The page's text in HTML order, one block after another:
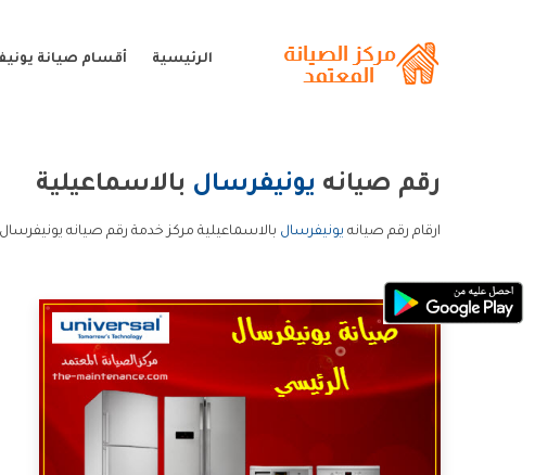
الرئيسية أقسام صيانة
رقم صيانه يونيفرسال بالاسماعيلية
ارقام رقم صيانه يونيفرسال بالاسماعيلية مركز خدمة رقم صيانه